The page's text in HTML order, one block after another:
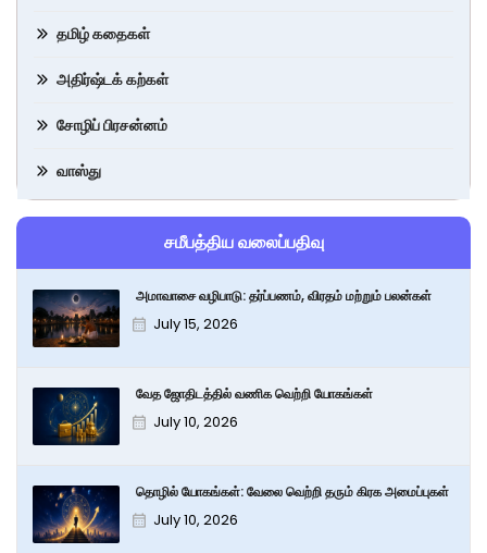
தமிழ் கதைகள்
அதிர்ஷ்டக் கற்கள்
சோழிப் பிரசன்னம்
வாஸ்து
சமீபத்திய வலைப்பதிவு
அமாவாசை வழிபாடு: தர்ப்பணம், விரதம் மற்றும் பலன்கள்
July 15, 2026
வேத ஜோதிடத்தில் வணிக வெற்றி யோகங்கள்
July 10, 2026
தொழில் யோகங்கள்: வேலை வெற்றி தரும் கிரக அமைப்புகள்
July 10, 2026